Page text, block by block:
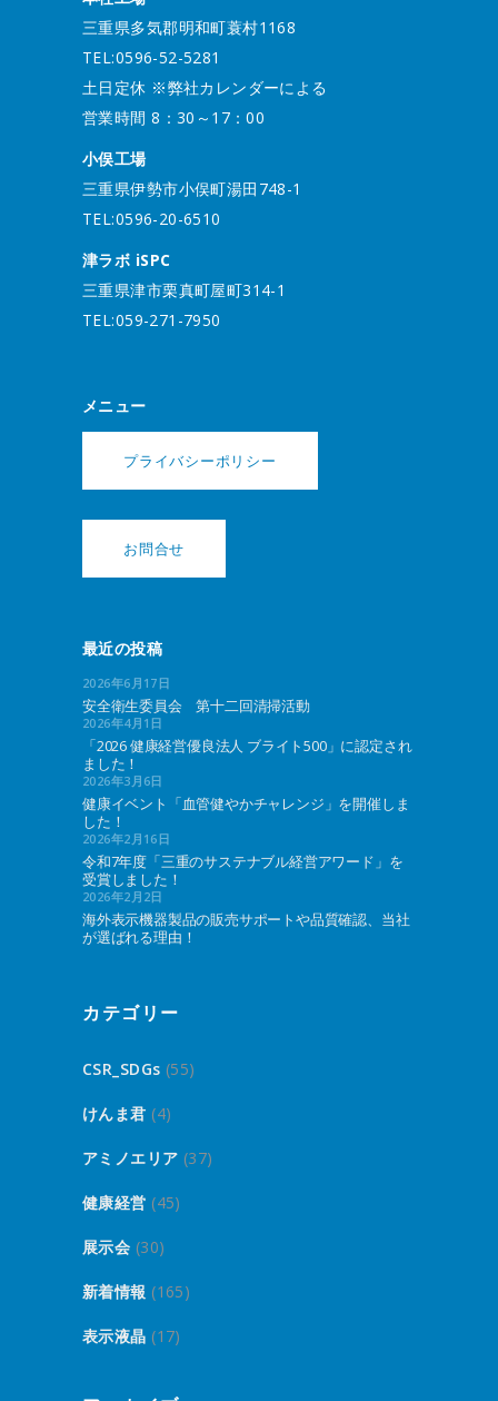
三重県多気郡明和町蓑村1168
TEL:0596-52-5281
土日定休 ※弊社カレンダーによる
営業時間 8：30～17：00
小俣工場
三重県伊勢市小俣町湯田748-1
TEL:0596-20-6510
津ラボ iSPC
三重県津市栗真町屋町314-1
TEL:059-271-7950
メニュー
プライバシーポリシー
お問合せ
最近の投稿
2026年6月17日
安全衛生委員会 第十二回清掃活動
2026年4月1日
「2026 健康経営優良法人 ブライト500」に認定され
ました！
2026年3月6日
健康イベント「血管健やかチャレンジ」を開催しま
した！
2026年2月16日
令和7年度「三重のサステナブル経営アワード」を
受賞しました！
2026年2月2日
海外表示機器製品の販売サポートや品質確認、当社
が選ばれる理由！
カテゴリー
CSR_SDGs (55)
けんま君 (4)
アミノエリア (37)
健康経営 (45)
展示会 (30)
新着情報 (165)
表示液晶 (17)